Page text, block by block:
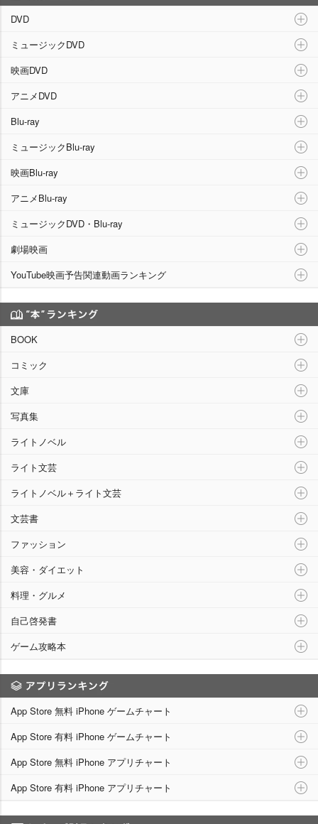
DVD
ミュージックDVD
映画DVD
アニメDVD
Blu-ray
ミュージックBlu-ray
映画Blu-ray
アニメBlu-ray
ミュージックDVD・Blu-ray
劇場映画
YouTube映画予告関連動画ランキング
BOOK
コミック
文庫
写真集
ライトノベル
ライト文芸
ライトノベル＋ライト文芸
文芸書
ファッション
美容・ダイエット
料理・グルメ
自己啓発書
ゲーム攻略本
App Store 無料 iPhone ゲームチャート
App Store 有料 iPhone ゲームチャート
App Store 無料 iPhone アプリチャート
App Store 有料 iPhone アプリチャート